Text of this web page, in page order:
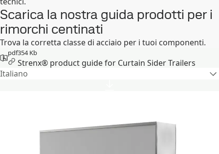
Scarica la nostra guida prodotti per i
rimorchi centinati
Trova la corretta classe di acciaio per i tuoi componenti.
pdf354 Kb
Strenx® product guide for Curtain Sider Trailers
Italiano